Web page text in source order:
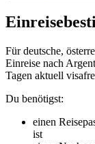
Für deutsche,
Einreise nach
Tagen aktuell
Du benötigst:
einen
ist